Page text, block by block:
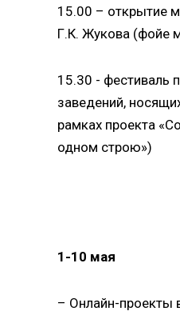
15.00 – открытие
Г.К. Жукова (фойе
15.30 - фестиваль
заведений,
рамках проекта
одном строю»)
1-10 мая
– Онлайн-проекты